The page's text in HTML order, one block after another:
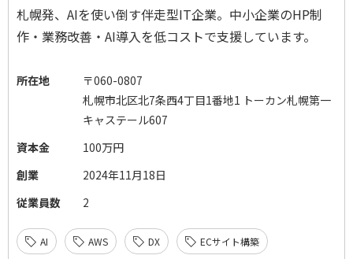
札幌発、AIを使い倒す伴走型IT企業。中小企業のHP制
作・業務改善・AI導入を低コストで支援しています。
所在地
〒060-0807
札幌市北区北7条西4丁目1番地1 トーカン札幌第一
キャステール607
資本金
100万円
創業
2024年11月18日
従業員数
2
AI AWS DX ECサイト構築